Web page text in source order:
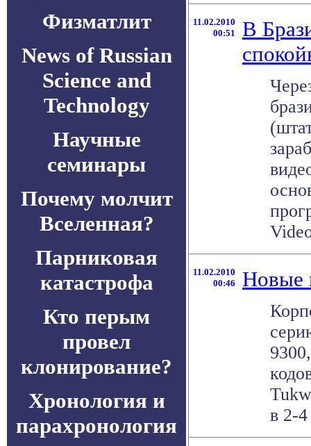
Физматлит
News of Russian
Science and
Technology
Научные
семинары
Почему молчит
Вселенная?
Парниковая
катастрофа
Кто перым
провел
клонирование?
Хронология и
парахронология
11.02.2010
00:51
В
11.02.2010
00:46
Новые
в 2-